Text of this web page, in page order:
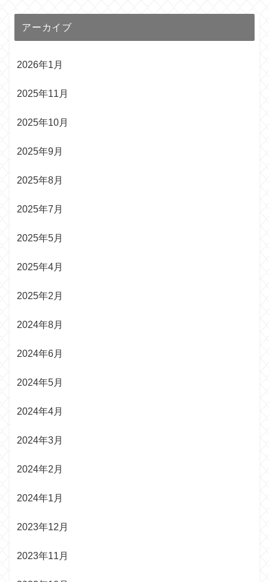
アーカイブ
2026年1月
2025年11月
2025年10月
2025年9月
2025年8月
2025年7月
2025年5月
2025年4月
2025年2月
2024年8月
2024年6月
2024年5月
2024年4月
2024年3月
2024年2月
2024年1月
2023年12月
2023年11月